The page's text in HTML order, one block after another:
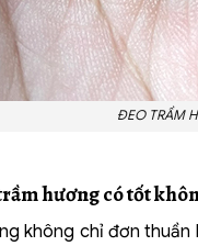
ĐEO TRẦM
hương có tốt
không chỉ đơn thuần